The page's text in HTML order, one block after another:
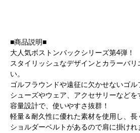
■商品説明■
大人気ボストンバックシリーズ第4弾！
スタイリッシュなデザインとカラーバリ
い。
ゴルフラウンドや遠征に欠かせないゴル
シューズやウェア、アクセサリーなど
容量設計で、使いやすさ抜群！
軽量＆耐久性に優れた素材を使用し、長
ショルダーベルトがあるので肩に掛けれ